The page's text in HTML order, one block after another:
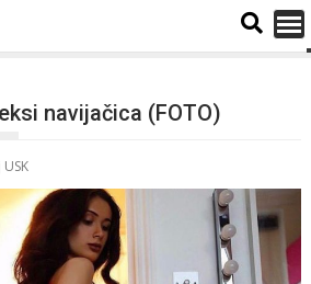
navijačica (FOTO)